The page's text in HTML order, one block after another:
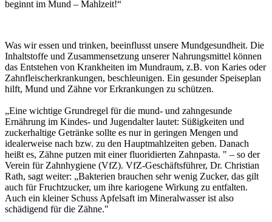
beginnt im Mund – Mahlzeit!“
Was wir essen und trinken, beeinflusst unsere Mundgesundheit. Die
Inhaltstoffe und Zusammensetzung unserer Nahrungsmittel können
das Entstehen von Krankheiten im Mundraum, z.B. von Karies oder
Zahnfleischerkrankungen, beschleunigen. Ein gesunder Speiseplan
hilft, Mund und Zähne vor Erkrankungen zu schützen.
„Eine wichtige Grundregel für die mund- und zahngesunde
Ernährung im Kindes- und Jugendalter lautet: Süßigkeiten und
zuckerhaltige Getränke sollte es nur in geringen Mengen und
idealerweise nach bzw. zu den Hauptmahlzeiten geben. Danach
heißt es, Zähne putzen mit einer fluoridierten Zahnpasta. " – so der
Verein für Zahnhygiene (VfZ). VfZ-Geschäftsführer, Dr. Christian
Rath, sagt weiter: „Bakterien brauchen sehr wenig Zucker, das gilt
auch für Fruchtzucker, um ihre kariogene Wirkung zu entfalten.
Auch ein kleiner Schuss Apfelsaft im Mineralwasser ist also
schädigend für die Zähne."